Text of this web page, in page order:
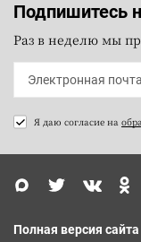
Подпишитесь
Раз в неделю мы
Я даю согласие на
Полная версия сайта